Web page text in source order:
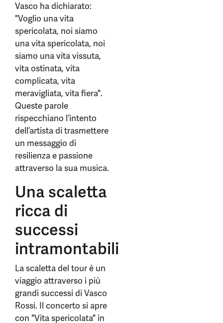
Vasco ha dichiarato:
"Voglio una vita
spericolata, noi siamo
una vita spericolata, noi
siamo una vita vissuta,
vita ostinata, vita
complicata, vita
meravigliata, vita fiera".
Queste parole
rispecchiano l’intento
dell’artista di trasmettere
un messaggio di
resilienza e passione
attraverso la sua musica.
Una scaletta
ricca di
successi
intramontabili
La scaletta del tour è un
viaggio attraverso i più
grandi successi di Vasco
Rossi. Il concerto si apre
con "Vita spericolata" in